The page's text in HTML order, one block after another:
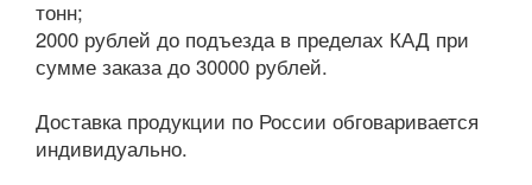
тонн;
2000 рублей до подъезда в пределах КАД при
сумме заказа до 30000 рублей.
Доставка продукции по России обговаривается
индивидуально.